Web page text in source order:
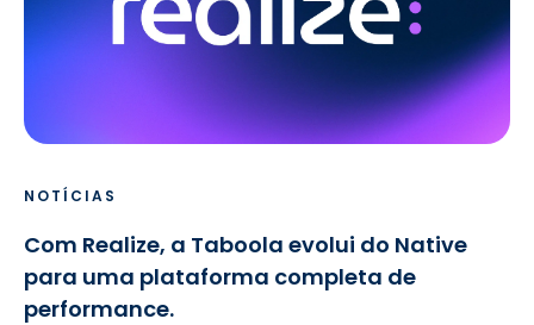
NOTÍCIAS
Com Realize, a Taboola evolui do Native
para uma plataforma completa de
performance.